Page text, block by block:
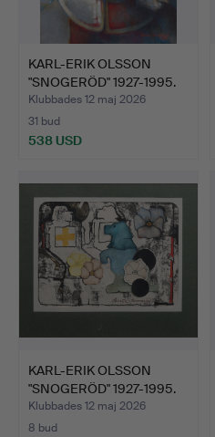
KARL-ERIK OLSSON
"SNOGERÖD" 1927-1995.
OLJ…
Klubbades 12 maj 2026
31 bud
538 USD
KARL-ERIK OLSSON
"SNOGERÖD" 1927-1995.
FÄR…
Klubbades 12 maj 2026
8 bud